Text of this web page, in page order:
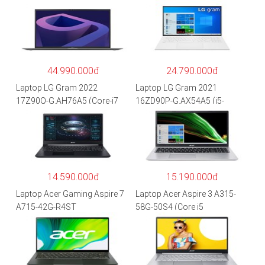
44.990.000đ
Laptop LG Gram 2022
17Z90Q-G.AH76A5 (Core-i7
1260P/16GB/512GB/17″
WQXGA/Win 11/Xám)
24.790.000đ
Laptop LG Gram 2021
16ZD90P-G.AX54A5 (i5-
1135G7/8GB RAM/512GB
SSD/16″WQXGA/Dos/Trắng)
14.590.000đ
Laptop Acer Gaming Aspire 7
A715-42G-R4ST
NH.QAYSV.004 (R5
5500U/8GB RAM/256GB
SSD/15.6″FHD IPS/GTX1650
4GB/Win10) – Hàng chính
15.190.000đ
Laptop Acer Aspire 3 A315-
58G-50S4 (Core i5
1135G7/8GB
RAM/512GB/15.6″FHD/MX35
0 2GB/Win 10/Bạc)